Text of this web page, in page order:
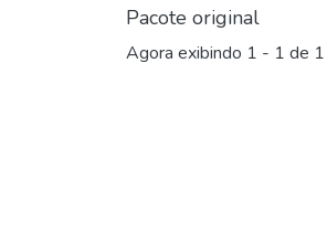
Pacote original
Agora exibindo 1 - 1 de 1